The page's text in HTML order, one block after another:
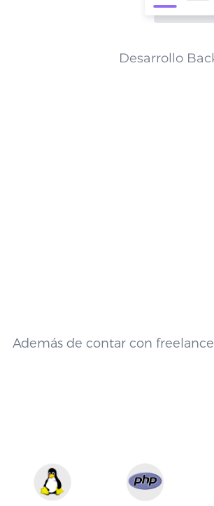
Desarrollo
Además de contar con